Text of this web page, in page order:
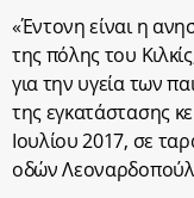
«Έντονη είναι η
της πόλης του
για την υγεία των
της εγκατάστασης
Ιουλίου 2017, σε
οδών